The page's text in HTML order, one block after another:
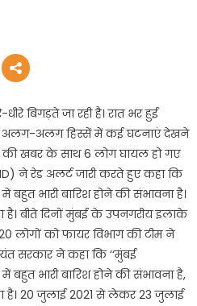
बिगड़ते जा रही है। रात भर हुई
अलग-अलग हिस्सें में कई घटनाएं देखने
खबर के साथ 6 लोग घायल हो गए
ने रेड अलर्ट जारी करते हुए कहा कि
बहुत भारी बारिश होने की संभावना है।
है। बीते दिनों मुंबई के उपनगरीय इलाके
लोगों को फायर विभाग की टीम ने
सरकार ने कहा कि ‘‘मुंबई
बहुत भारी बारिश होने की संभावना है,
है। 20 जुलाई 2021 से लेकर 23 जुलाई